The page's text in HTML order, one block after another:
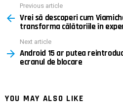
more
Previous article
Vrei să descoperi cum
transforma călătoriile în
Next article
Android 15 ar putea
ecranul de blocare
YOU MAY ALSO LIKE